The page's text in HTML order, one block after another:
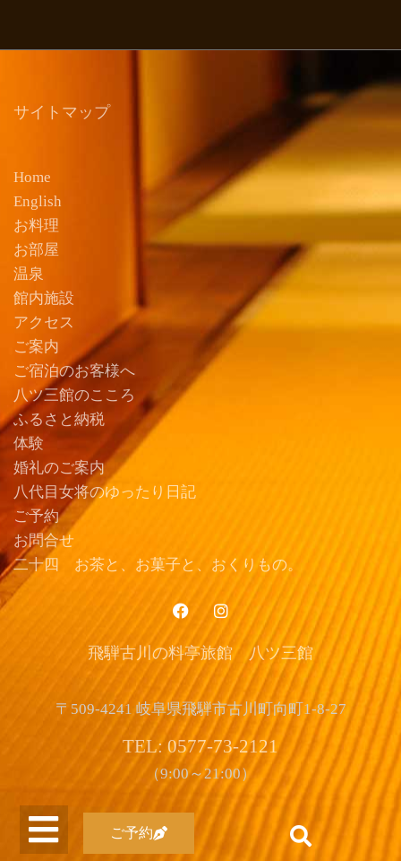
ご予約
サイトマップ
Home
English
お料理
お部屋
温泉
館内施設
アクセス
ご案内
ご宿泊のお客様へ
八ツ三館のこころ
ふるさと納税
体験
婚礼のご案内
八代目女将のゆったり日記
ご予約
お問合せ
二十四 お茶と、お菓子と、おくりもの。
飛騨古川の料亭旅館 八ツ三館
〒509-4241 岐阜県飛騨市古川町向町1-8-27
TEL: 0577-73-2121
（9:00～21:00）